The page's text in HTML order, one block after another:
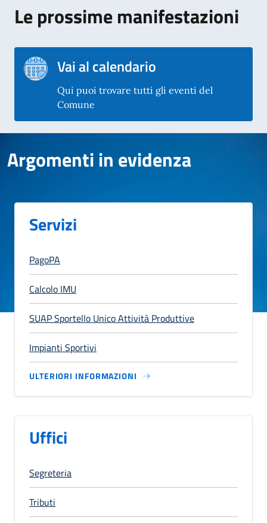
Le prossime manifestazioni
Vai al calendario
Qui puoi trovare tutti gli eventi del
Comune
Argomenti in evidenza
Servizi
PagoPA
Calcolo IMU
SUAP Sportello Unico Attività Produttive
Impianti Sportivi
ULTERIORI INFORMAZIONI
Uffici
Segreteria
Tributi